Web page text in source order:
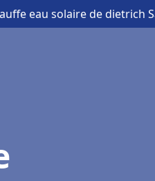
eau solaire de dietrich